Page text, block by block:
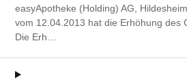
easyApotheke (Holding) AG,
vom 12.04.2013 hat die Erhöhung des
Die Erh…